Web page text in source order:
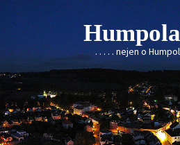
Skip
to
content
. . . . . nejen o